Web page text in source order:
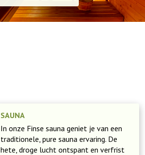
SAUNA
In onze Finse sauna geniet je van een
traditionele, pure sauna ervaring. De
hete, droge lucht ontspant en verfrist